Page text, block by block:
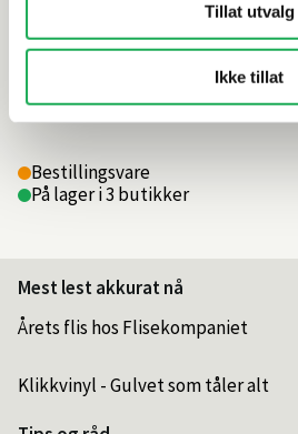
Tillat utvalg
Ikke tillat
3 170,–
Bestillingsvare
På lager i 3 butikker
Mest lest akkurat nå
Årets flis hos Flisekompaniet
Klikkvinyl - Gulvet som tåler alt